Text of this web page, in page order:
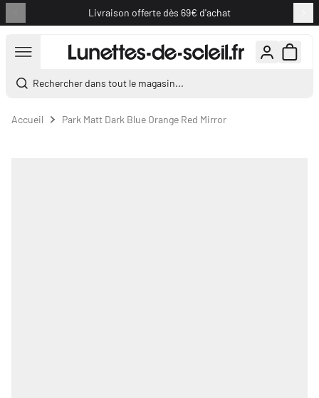
Livraison offerte dès 69€ d'achat
Rechercher dans tout le magasin...
Accueil Park Matt Dark Blue Orange Red Mirror